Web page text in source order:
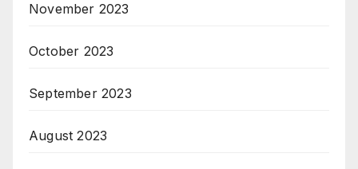
November 2023
October 2023
September 2023
August 2023